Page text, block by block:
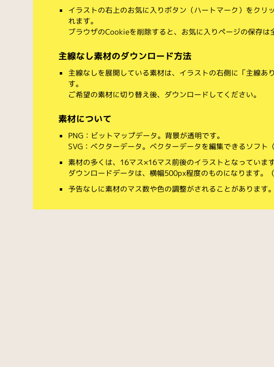
イラストの右上のお気に入りボタン（ハートマーク）をクリッ
れます。
ブラウザのCookieを削除すると、お気に入りページの保存は
主線なし素材のダウンロード方法
主線なしを展開している素材は、イラストの右側に「主線
す。
ご希望の素材に切り替え後、ダウンロードしてください。
素材について
PNG：ビットマップデータ。背景が透明です。
SVG：ベクターデータ。ベクターデータを編集できるソフ
素材の多くは、16マス×16マス前後のイラストとなっています
ダウンロードデータは、横幅500px程度のものになります。
予告なしに素材のマス数や色の調整がされることがあります